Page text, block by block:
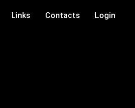
Links Contacts Login